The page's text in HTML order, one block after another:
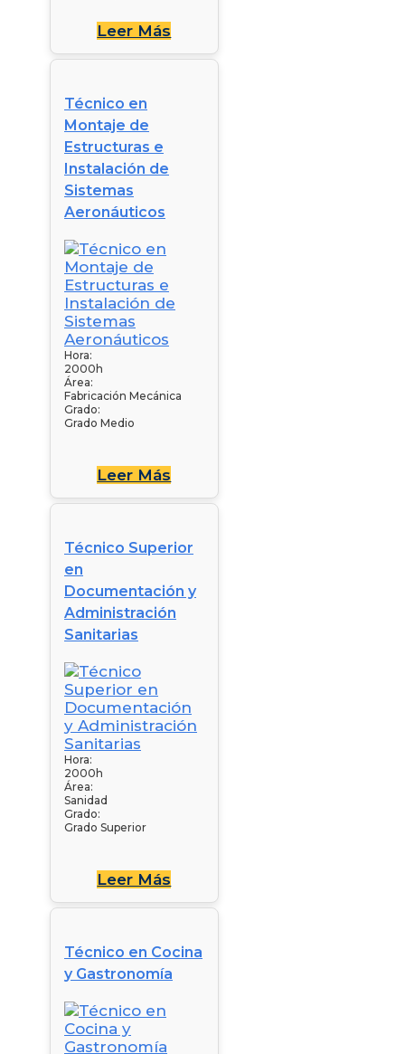
Leer Más
Técnico en
Montaje de
Estructuras e
Instalación de
Sistemas
Aeronáuticos
Hora:
2000h
Área:
Fabricación Mecánica
Grado:
Grado Medio
Leer Más
Técnico Superior
en
Documentación y
Administración
Sanitarias
Hora:
2000h
Área:
Sanidad
Grado:
Grado Superior
Leer Más
Técnico en Cocina
y Gastronomía